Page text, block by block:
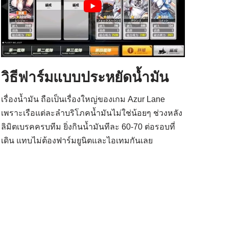
วิธีฟาร์มแบบประหยัดน้ำมัน
เรื่องน้ำมัน ถือเป็นเรื่องใหญ่ของเกม Azur Lane
เพราะเรือแต่ละลำบริโภคน้ำมันไม่ใช่น้อยๆ ช่วงหลัง
ลิมิตเบรคครบทีม ยิ่งกินน้ำมันทีละ 60-70 ต่อรอบที่
เดิน แทบไม่ต้องฟาร์มยูนิตและไอเทมกันเลย